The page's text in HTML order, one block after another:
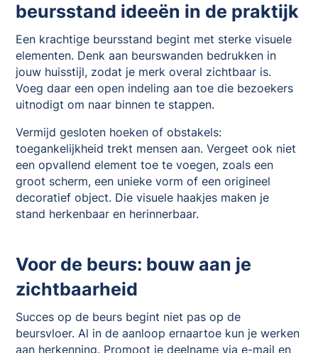
beursstand ideeën in de praktijk
Een krachtige beursstand begint met sterke visuele
elementen. Denk aan beurswanden bedrukken in
jouw huisstijl, zodat je merk overal zichtbaar is.
Voeg daar een open indeling aan toe die bezoekers
uitnodigt om naar binnen te stappen.
Vermijd gesloten hoeken of obstakels:
toegankelijkheid trekt mensen aan. Vergeet ook niet
een opvallend element toe te voegen, zoals een
groot scherm, een unieke vorm of een origineel
decoratief object. Die visuele haakjes maken je
stand herkenbaar en herinnerbaar.
Voor de beurs: bouw aan je
zichtbaarheid
Succes op de beurs begint niet pas op de
beursvloer. Al in de aanloop ernaartoe kun je werken
aan herkenning. Promoot je deelname via e-mail en